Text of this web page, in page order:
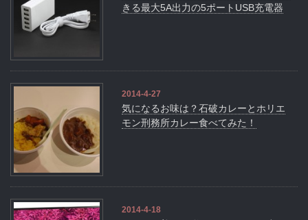
きる最大5A出力の5ポートUSB充電器
2014-4-27
気になるお味は？石破カレーとホリエ
モン刑務所カレー食べてみた！
2014-4-18